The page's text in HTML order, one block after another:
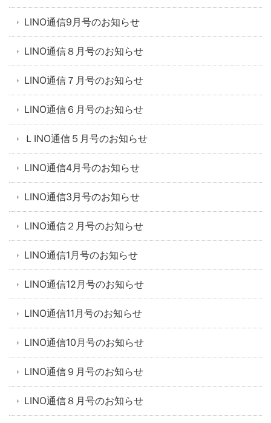
LINO通信9月号のお知らせ
LINO通信８月号のお知らせ
LINO通信７月号のお知らせ
LINO通信６月号のお知らせ
ＬINO通信５月号のお知らせ
LINO通信4月号のお知らせ
LINO通信3月号のお知らせ
LINO通信２月号のお知らせ
LINO通信1月号のお知らせ
LINO通信12月号のお知らせ
LINO通信11月号のお知らせ
LINO通信10月号のお知らせ
LINO通信９月号のお知らせ
LINO通信８月号のお知らせ